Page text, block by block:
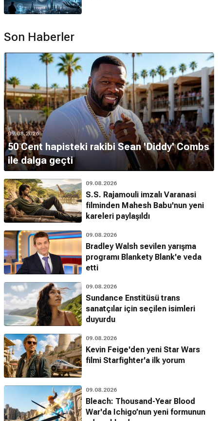
Son Haberler
09.08.2026
50 Cent hapisteki rakibi Sean 'Diddy' Combs
ile dalga geçti
09.08.2026
S.S. Rajamouli imzalı Varanasi
filminden Mahesh Babu'nun yeni
kareleri paylaşıldı
09.08.2026
Bradley Walsh sevilen yarışma
programı Blankety Blank'e veda
etti
09.08.2026
Sundance Enstitüsü trans
sanatçılar için seçilen isimleri
duyurdu
09.08.2026
Kevin Feige'den yeni Star Wars
filmi Starfighter'a ilk yorum
09.08.2026
Bleach: Thousand-Year Blood
War'da Ichigo’nun yeni formunun